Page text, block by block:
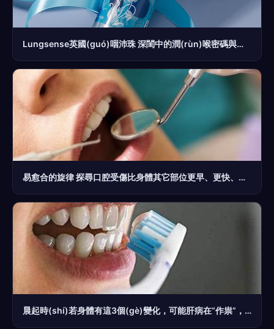
Lungsense英國(guó)咽沛珠 深閨中的潤(rùn)喉密碼與三重意境口腔哲學(xué)
易愈合的旋律 探尋口腔受傷比身體其它部位更早、更快、復(fù)原之謎及其令復(fù)天之法
晨起時(shí)若身體有這3個(gè)變化，可能肝病在“作祟”，是時(shí)候養(yǎng)肝了